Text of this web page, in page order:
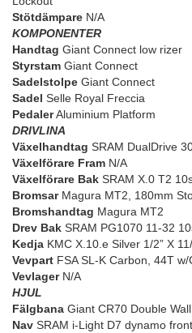
Stötdämpare N/A
KOMPONENTER
Handtag Giant Connect low rizer
Styrstam Giant Connect
Sadelstolpe Giant Connect
Sadel Selle Royal Freccia
PedalerAluminium Platform
DRIVLINA
Växelhandtag SRAM DualDrive
Växelförare Fram N/A
Växelförare Bak SRAM X.0 T2
BromsarMagura MT2, 180mm
Bromshandtag Magura MT2
Drev Bak SRAM PG1070 11-32
Kedja KMC X.10.e Silver 1/2” X
Vevpart FSA SL-K Carbon, 44T w/
VevlagerN/A
HJUL
Fälgbana Giant CR70 Double
Nav SRAM i-Light D7 dynamo